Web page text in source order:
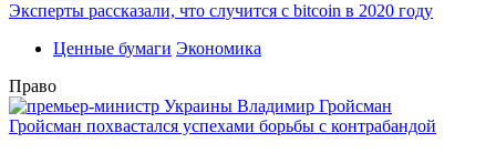
Эксперты рассказали, что случится с bitcoin в 2020 году
Ценные бумаги Экономика
Право
Гройсман похвастался успехами борьбы с контрабандой